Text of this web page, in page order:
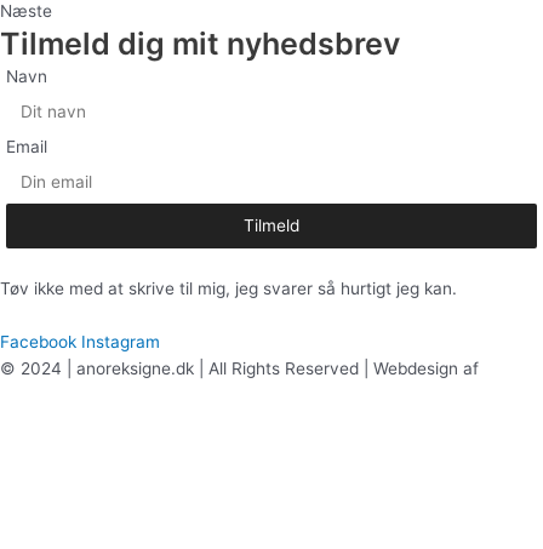
Næste
Tilmeld dig mit nyhedsbrev
Navn
Email
Tilmeld
Tøv ikke med at skrive til mig, jeg svarer så hurtigt jeg kan.
Facebook Instagram
© 2024 | anoreksigne.dk | All Rights Reserved | Webdesign af